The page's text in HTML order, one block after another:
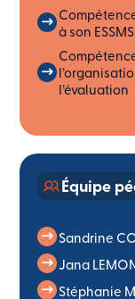
à son
l’évaluation
Équipe
Sandrine
Jana
Stéphanie